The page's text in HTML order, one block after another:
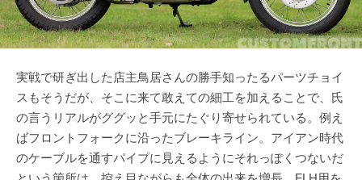
実戦で研ぎ出した店主鳥居さんの勝手知ったるパーツチョイ
スもそうだが、そこに来て敢えての細工を加えることで、氏
の言うリアルがググッと手元にたぐり寄せられている。例え
ばフロントフォークに沿ったブレーキライン。アイアン時代
のケーブルを通すパイプに見えるようにそれっぽくつないだ